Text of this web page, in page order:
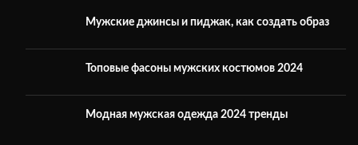
Мужские джинсы и пиджак, как создать образ
Топовые фасоны мужских костюмов 2024
Модная мужская одежда 2024 тренды